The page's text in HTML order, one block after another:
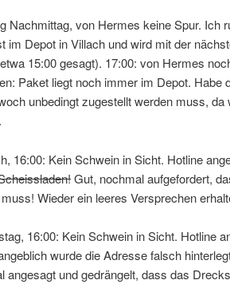
Nachmittag, von Hermes keine Spur. Ich
im Depot in Villach und wird mit der
15:00 gesagt). 17:00: von Hermes
Paket liegt noch immer im Depot. Habe
unbedingt zugestellt werden muss, da
16:00: Kein Schwein in Sicht. Hotline
Gut, nochmal aufgefordert,
Wieder ein leeres Versprechen
16:00: Kein Schwein in Sicht. Hotline
wurde die Adresse falsch
angesagt und gedrängelt, dass das